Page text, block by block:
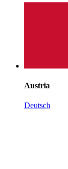
Austria
Deutsch